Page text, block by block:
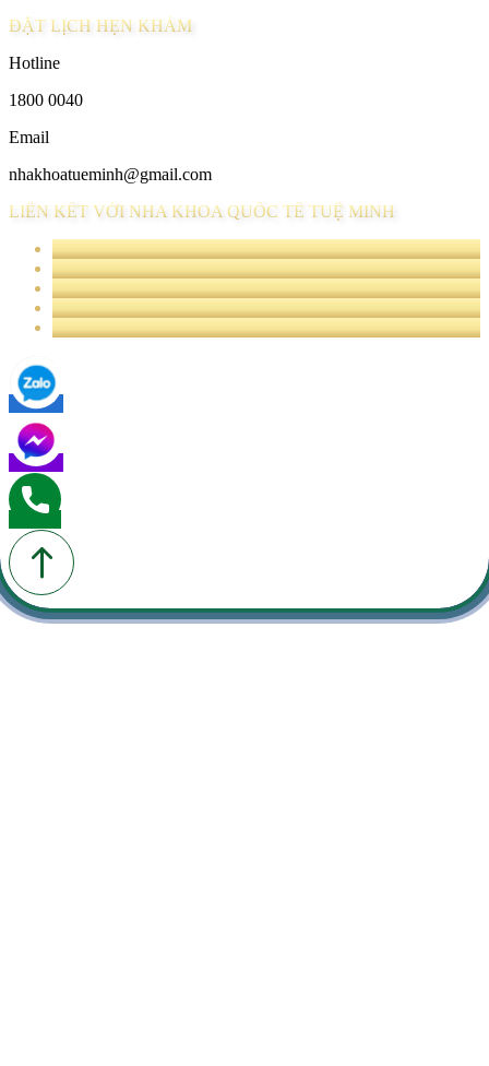
ĐẶT LỊCH HẸN KHÁM
Hotline
1800 0040
Email
nhakhoatueminh@gmail.com
LIÊN KẾT VỚI NHA KHOA QUỐC TẾ TUỆ MINH